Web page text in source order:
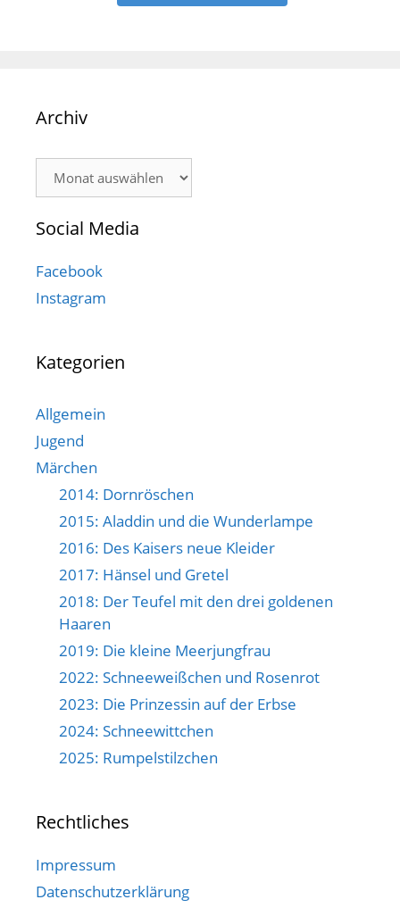
Archiv
Social Media
Facebook
Instagram
Kategorien
Allgemein
Jugend
Märchen
2014: Dornröschen
2015: Aladdin und die Wunderlampe
2016: Des Kaisers neue Kleider
2017: Hänsel und Gretel
2018: Der Teufel mit den drei goldenen
Haaren
2019: Die kleine Meerjungfrau
2022: Schneeweißchen und Rosenrot
2023: Die Prinzessin auf der Erbse
2024: Schneewittchen
2025: Rumpelstilzchen
Rechtliches
Impressum
Datenschutzerklärung